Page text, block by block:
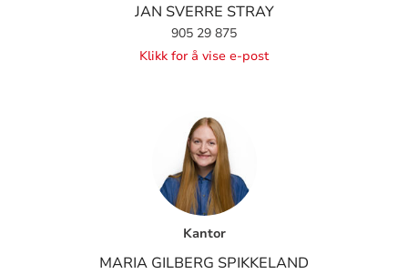
JAN SVERRE STRAY
905 29 875
Klikk for å vise e-post
Kantor
MARIA GILBERG SPIKKELAND